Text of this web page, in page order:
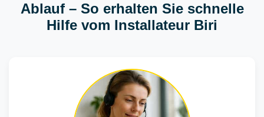
Ablauf – So erhalten Sie schnelle
Hilfe vom Installateur Biri